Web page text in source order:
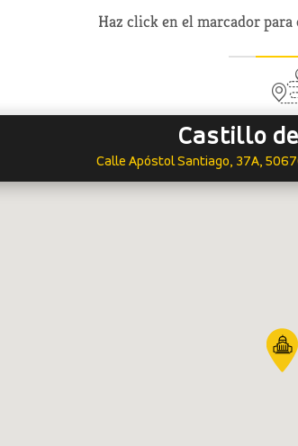
Haz click en el marcador
Castillo
Calle Apóstol Santiago, 37A,